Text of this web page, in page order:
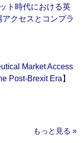
ト時代における英
クセスとコンプラ
Market Access
Post-Brexit Era】
もっと見る »